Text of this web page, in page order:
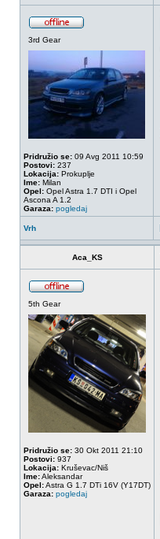
3rd Gear
Pridružio se: 09 Avg 2011 10:59
Postovi: 237
Lokacija: Prokuplje
Ime: Milan
Opel: Opel Astra 1.7 DTI i Opel
Ascona A 1.2
Garaza: pogledaj
Vrh
Aca_KS
5th Gear
Pridružio se: 30 Okt 2011 21:10
Postovi: 937
Lokacija: Kruševac/Niš
Ime:Aleksandar
Opel:Astra G 1.7 DTi 16V (Y17DT)
Garaza: pogledaj